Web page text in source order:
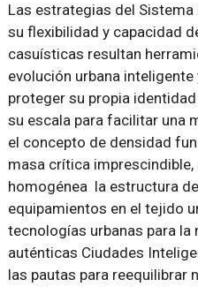
Las estrategias del
su flexibilidad y capacidad
casuísticas resultan
evolución urbana
proteger su propia
su escala para facilitar una
el concepto de densidad
masa crítica
homogénea la estructura
equipamientos en el tejido
tecnologías urbanas para
auténticas Ciudades
las pautas para reequilibrar